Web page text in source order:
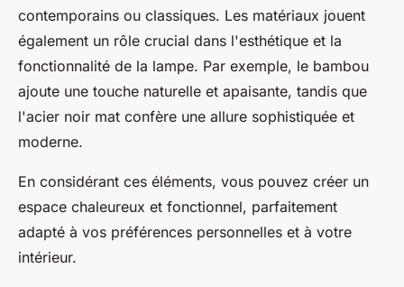
contemporains ou classiques. Les matériaux jouent
également un rôle crucial dans l'esthétique et la
fonctionnalité de la lampe. Par exemple, le bambou
ajoute une touche naturelle et apaisante, tandis que
l'acier noir mat confère une allure sophistiquée et
moderne.
En considérant ces éléments, vous pouvez créer un
espace chaleureux et fonctionnel, parfaitement
adapté à vos préférences personnelles et à votre
intérieur.